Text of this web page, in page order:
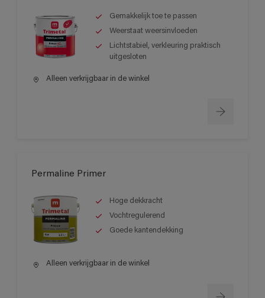
Gemakkelijk toe te passen
Weerstaat weersinvloeden
Lichtstabiel, verkleuring praktisch
uitgesloten
Alleen verkrijgbaar in de winkel
Permaline Primer
Hoge dekkracht
Vochtregulerend
Goede kantendekking
Alleen verkrijgbaar in de winkel